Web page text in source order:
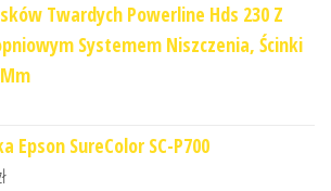
Twardych Powerline Hds 230 Z
Systemem Niszczenia, Ścinki
Epson SureColor SC-P700